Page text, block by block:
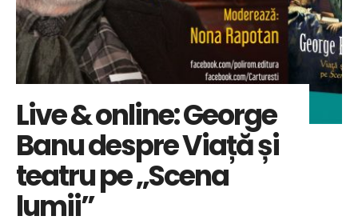
Live & online: George
Banu despre Viață și
teatru pe „Scena
lumii”